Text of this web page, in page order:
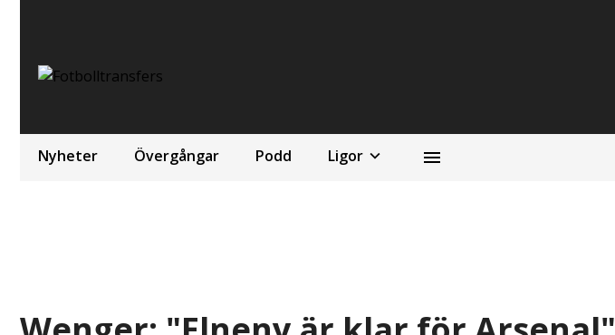
Nyheter Övergångar Podd Ligor